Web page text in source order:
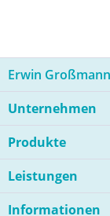
Erwin
Unternehmen
Produkte
Leistungen
Informationen